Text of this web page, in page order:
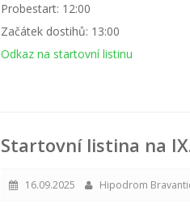
Probestart: 12:00
Začátek dostihů: 13:00
Odkaz na startovní listinu
Startovní listina na
16.09.2025 Hipodrom